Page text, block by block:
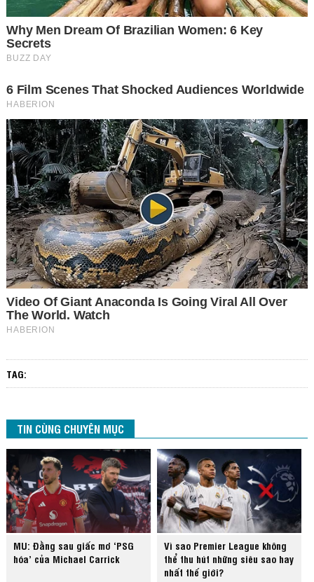
TAG:
TIN CÙNG CHUYÊN MỤC
MU: Đằng sau giấc mơ ‘PSG
hóa’ của Michael Carrick
Vì sao Premier League không
thể thu hút những siêu sao hay
nhất thế giới?